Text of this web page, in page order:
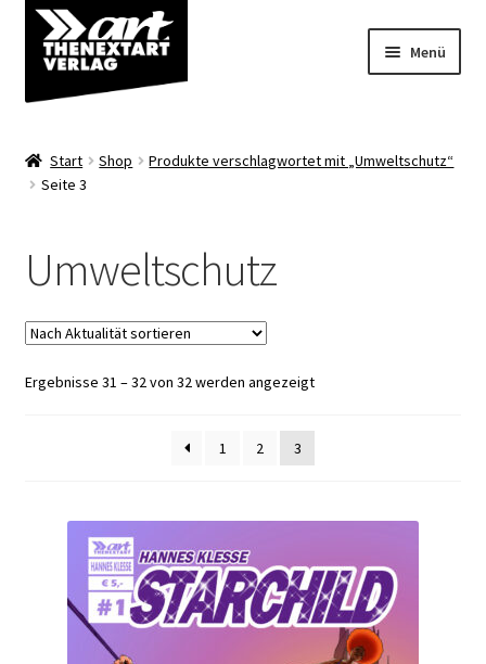
Zur
Navigation
springen
Zum
Inhalt
springen
Menü
Shop
Start Shop
Produkte verschlagwortet mit „Umweltschutz“
Seite 3
Umweltschutz
Ergebnisse 31 – 32 von 32 werden angezeigtNach
sortiert
1
2 3